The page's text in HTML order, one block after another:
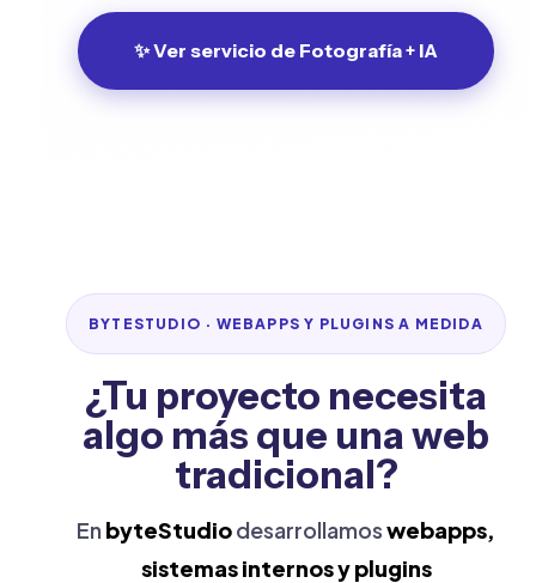
✨ Ver servicio de Fotografía + IA
BYTESTUDIO · WEBAPPS Y PLUGINS A MEDIDA
¿Tu proyecto necesita
algo más que una web
tradicional?
En byteStudiodesarrollamoswebapps,
sistemas internos y plugins